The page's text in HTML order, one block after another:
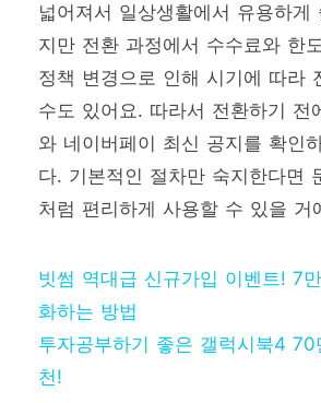
넓어져서 일상생활에서 유용하
지만 전환 과정에서 수수료와 한
정책 변경으로 인해 시기에 따라
수도 있어요. 따라서 전환하기 전
와 네이버페이 최신 공지를 확인
다. 기본적인 절차만 숙지한다면
처럼 편리하게 사용할 수 있을 거
빗썸 역대급 신규가입 이벤트! 7
화하는 방법
투자공부하기 좋은 갤럭시북4
천!